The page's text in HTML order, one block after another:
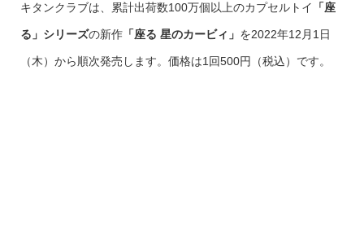
キタンクラブは、累計出荷数100万個以上のカプセルトイ 「座
る」シリーズの新作「座る 星のカービィ」 を2022年12月1日
（木）から順次発売します。価格は1回500円（税込）です。